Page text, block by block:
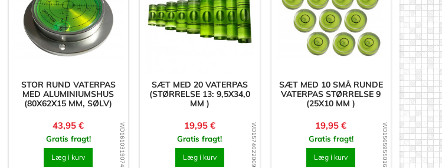
WD1610319074
STOR RUND VATERPAS
MED ALUMINIUMSHUS
(80X62X15 MM, SØLV)
Pris
43,95 €
Gratis fragt!
Læg i kurv WD1574022009
SÆT MED 20 VATERPAS
(STØRRELSE 13: 9,5X34,0
MM )
Pris
19,95 €
Gratis fragt!
Læg i kurv WD1565955016
SÆT MED 10 SMÅ RUNDE
VATERPAS STØRRELSE 9
(25X10 MM )
Pris
19,95 €
Gratis fragt!
Læg i kurv